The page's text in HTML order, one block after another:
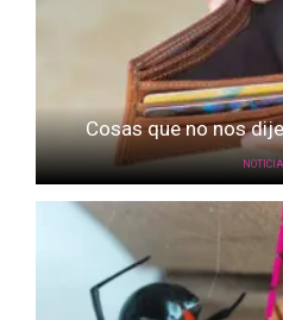
Cosas que no nos